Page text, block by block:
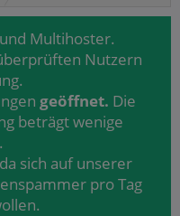
Multihoster.
Nutzern
geöffnet. Die
beträgt wenige
sich auf unserer
pro Tag